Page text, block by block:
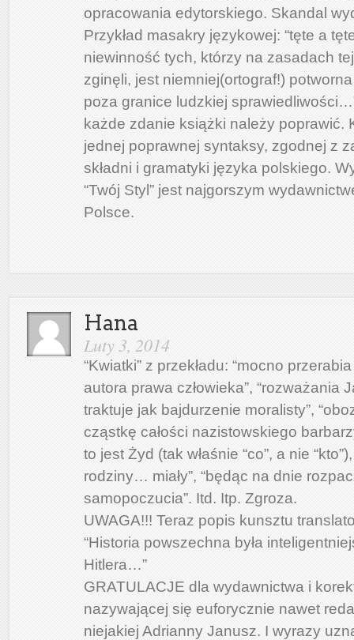
opracowania edytorskiego. Skandal
Przykład masakry językowej: “tęte a
niewinność tych, którzy na zasadach
zginęli, jest niemniej(ortograf!)
poza granice ludzkiej
każde zdanie książki należy poprawić.
jednej poprawnej syntaksy, zgodnej z
składni i gramatyki języka polskiego.
“Twój Styl” jest najgorszym
Polsce.
Hana
Luty 3, 2014
“Kwiatki” z przekładu: “mocno
autora prawa człowieka”, “rozważania
traktuje jak bajdurzenie moralisty”,
cząstkę całości nazistowskiego
to jest Żyd (tak właśnie “co”, a nie
rodziny… miały”, “będąc na dnie
samopoczucia”. Itd. Itp. Zgroza.
UWAGA!!! Teraz popis kunsztu
“Historia powszechna była
Hitlera…”
GRATULACJE dla wydawnictwa i
nazywającej się euforycznie nawet
niejakiej Adrianny Janusz. I wyrazy